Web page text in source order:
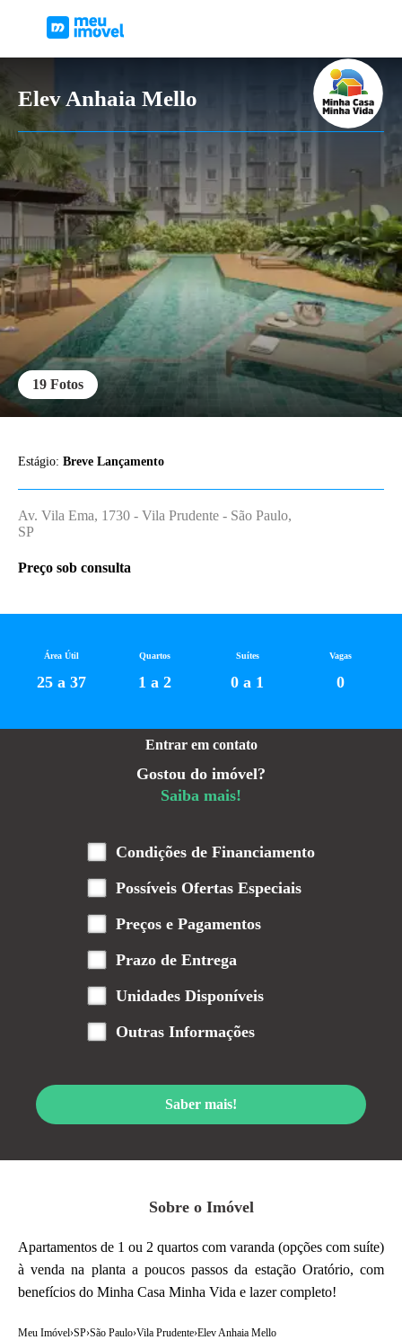
Elev Anhaia Mello
19 Fotos
Sobre o Imóvel
Apartamentos de 1 ou 2 quartos com varanda (opções com suíte)
à venda na planta a poucos passos da estação Oratório, com
benefícios do Minha Casa Minha Vida e lazer completo!
Meu Imóvel›SP›São Paulo›Vila Prudente›Elev Anhaia Mello
Entrar em contato
Gostou do imóvel?
Saiba mais!
Condições de Financiamento
Possíveis Ofertas Especiais
Preços e Pagamentos
Prazo de Entrega
Unidades Disponíveis
Outras Informações
Saber mais!
Área Útil
25 a 37
Quartos
1 a 2
Suítes
0 a 1
Vagas
0
Estágio: Breve Lançamento
Av. Vila Ema, 1730 - Vila Prudente - São Paulo,
SP
Preço sob consulta